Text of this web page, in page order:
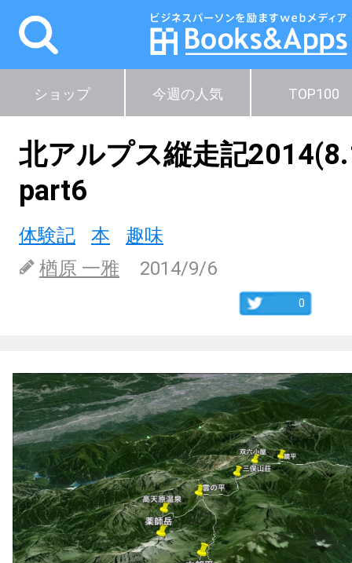
ショップ 今週の人気 TOP100
北アルプス縦走記
part6
体験記 本
趣味
楢原 一雅
2014/9/6
0